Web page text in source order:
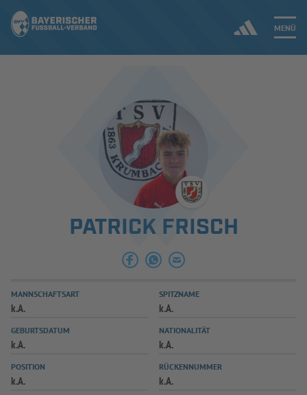
MENÜ
ERGEBNISSE & WETTBEWERBE
SPIELBETRIEB & VERBANDSLEBEN
AUSBILDUNG & FÖRDERUNG
SPIELPLUS
PATRICK FRISCH
MANNSCHAFTSART
k.A.
SPITZNAME
k.A.
GEBURTSDATUM
k.A.
NATIONALITÄT
k.A.
POSITION
k.A.
RÜCKENNUMMER
k.A.